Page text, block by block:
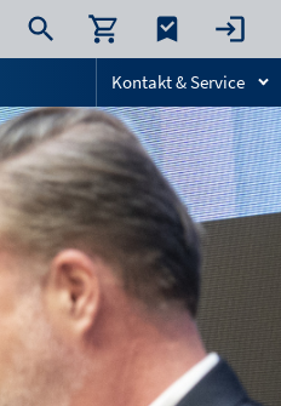
Kontakt & Service